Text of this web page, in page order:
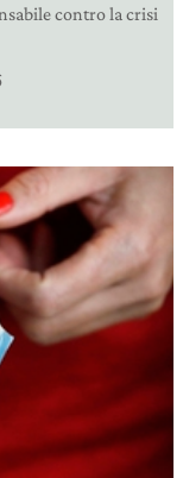
contro la crisi